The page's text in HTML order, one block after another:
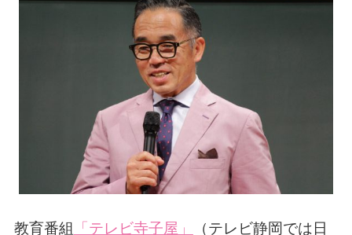
教育番組 「テレビ寺子屋」 （テレビ静岡では日